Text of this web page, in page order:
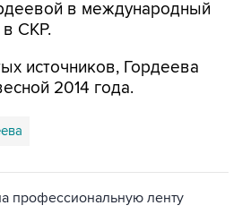
в международный
в СКР.
источников, Гордеева
2014 года.
профессиональную ленту